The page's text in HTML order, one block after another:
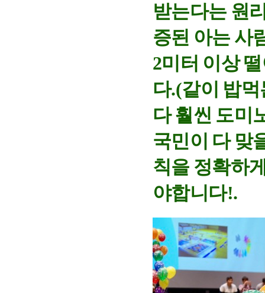
받는다는 원
증된 아는 사
2미터 이상
다.(같이 밥
다 훨씬 도미
국민이 다 맞
칙을 정확하
야합니다!.